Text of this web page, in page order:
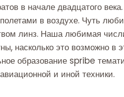
в начале двадцатого
в воздухе. Чуть
линз. Наша любимая
насколько это возможно в
образование spribe
и иной техники.